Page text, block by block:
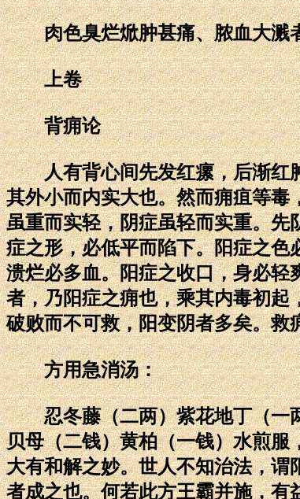
肉色臭烂焮肿甚痛、脓血大溅
上卷
背痈论
人有背心间先发红瘰，后渐红肿
其外小而内实大也。然而痈疽等
虽重而实轻，阴症虽轻而实重。
症之形，必低平而陷下。阳症之
溃烂必多血。阳症之收口，身必
者，乃阳症之痈也，乘其内毒初
破败而不可救，阳变阴者多矣。
方用急消汤：
忍冬藤（二两）紫花地丁（一两
贝母（二钱）黄柏（一钱）水煎
大有和解之妙。世人不知治法，
者成之也。何若此方王霸并施，有